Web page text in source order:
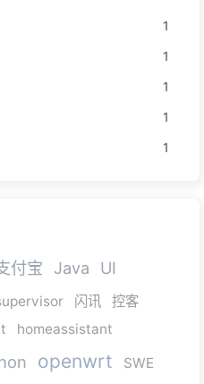
1
1
1
1
1
付宝 Java UI
闪讯
控客
homeassistant
openwrt SWE